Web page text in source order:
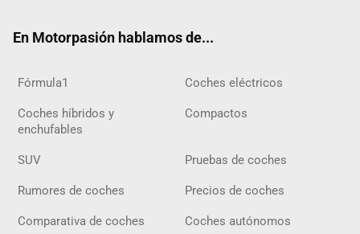
En Motorpasión hablamos de...
Fórmula1 Coches eléctricos
Coches híbridos y
enchufables
Compactos
SUV Pruebas de coches
Rumores de coches Precios de coches
Comparativa de coches Coches autónomos